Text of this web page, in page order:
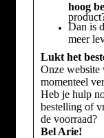
hoog
Dan is
meer
Lukt het
Onze website
momenteel
Heb je hulp
bestelling of
de voorraad?
Bel Arie!